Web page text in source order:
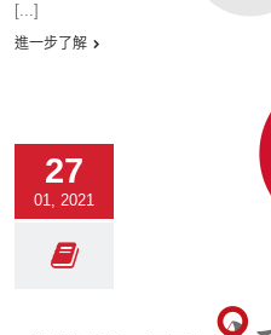
[...]
進一步了解
27
01, 2021